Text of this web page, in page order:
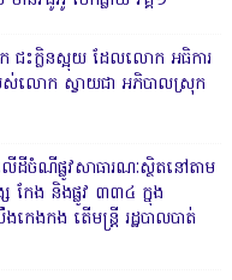
ក ជះក្លិនស្អុយ ដែលលោក អធិការ
បស់លោក ស្វាយជា អភិបាលស្រុក
ណីផ្លូវសាធារណៈស្ថិតនៅតាម
កែង និងផ្លូវ ៣៣៤ ក្នុង
េងកង តើមន្ត្រី រដ្ឋបាលបាត់